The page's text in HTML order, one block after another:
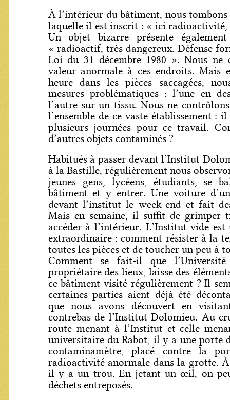
À l’intérieur du bâtiment, nous
laquelle il est inscrit : « ici radioactivité,
Un objet bizarre présente
« radioactif, très dangereux. Défense
Loi du 31 décembre 1980 ». Nous ne
valeur anormale à ces endroits. Mais
heure dans les pièces saccagées,
mesures problématiques : l’une en
l’autre sur un tissu. Nous ne
l’ensemble de ce vaste établissement :
plusieurs journées pour ce travail.
d’autres objets contaminés ?
Habitués à passer devant l’Institut
à la Bastille, régulièrement nous
jeunes gens, lycéens, étudiants, se
bâtiment et y entrer. Une voiture
devant l’institut le week-end et fait
Mais en semaine, il suffit de grimper
accéder à l’intérieur. L’Institut vide
extraordinaire : comment résister à la
toutes les pièces et de toucher un peu à
Comment se fait-il que l’Université
propriétaire des lieux, laisse des
ce bâtiment visité régulièrement ? Il
certaines parties aient déjà été
que nous avons découvert en
contrebas de l’Institut Dolomieu. Au
route menant à l’Institut et celle
universitaire du Rabot, il y a une porte
contaminamètre, placé contre la
radioactivité anormale dans la grotte.
il y a un trou. En jetant un œil, on
déchets entreposés.